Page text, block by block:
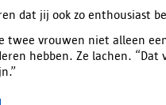
dat jij ook zo enthousiast
twee vrouwen niet alleen
hebben. Ze lachen. “Dat